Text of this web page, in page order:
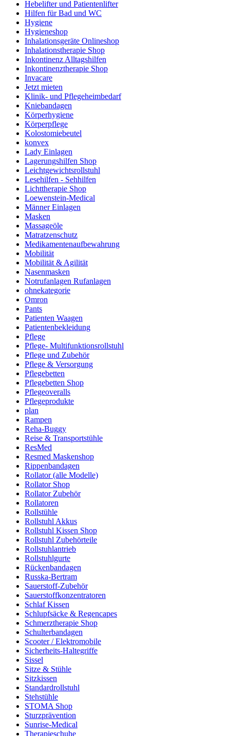
Hebelifter und Patientenlifter
Hilfen für Bad und WC
Hygiene
Hygieneshop
Inhalationsgeräte Onlineshop
Inhalationstherapie Shop
Inkontinenz Alltagshilfen
Inkontinenztherapie Shop
Invacare
Jetzt mieten
Klinik- und Pflegeheimbedarf
Kniebandagen
Körperhygiene
Körperpflege
Kolostomiebeutel
konvex
Lady Einlagen
Lagerungshilfen Shop
Leichtgewichtsrollstuhl
Lesehilfen - Sehhilfen
Lichttherapie Shop
Loewenstein-Medical
Männer Einlagen
Masken
Massageöle
Matratzenschutz
Medikamentenaufbewahrung
Mobilität
Mobilität & Agilität
Nasenmasken
Notrufanlagen Rufanlagen
ohnekategorie
Omron
Pants
Patienten Waagen
Patientenbekleidung
Pflege
Pflege- Multifunktionsrollstuhl
Pflege und Zubehör
Pflege & Versorgung
Pflegebetten
Pflegebetten Shop
Pflegeoveralls
Pflegeprodukte
plan
Rampen
Reha-Buggy
Reise & Transportstühle
ResMed
Resmed Maskenshop
Rippenbandagen
Rollator (alle Modelle)
Rollator Shop
Rollator Zubehör
Rollatoren
Rollstühle
Rollstuhl Akkus
Rollstuhl Kissen Shop
Rollstuhl Zubehörteile
Rollstuhlantrieb
Rollstuhlgurte
Rückenbandagen
Russka-Bertram
Sauerstoff-Zubehör
Sauerstoffkonzentratoren
Schlaf Kissen
Schlupfsäcke & Regencapes
Schmerztherapie Shop
Schulterbandagen
Scooter / Elektromobile
Sicherheits-Haltegriffe
Sissel
Sitze & Stühle
Sitzkissen
Standardrollstuhl
Stehstühle
STOMA Shop
Sturzprävention
Sunrise-Medical
Therapieschuhe